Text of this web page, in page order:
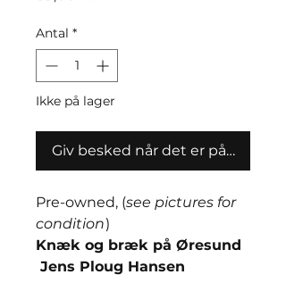
Antal *
Ikke på lager
Giv besked når det er på lager
Pre-owned, (see pictures for
condition)
Knæk og bræk på Øresund
Jens Ploug Hansen